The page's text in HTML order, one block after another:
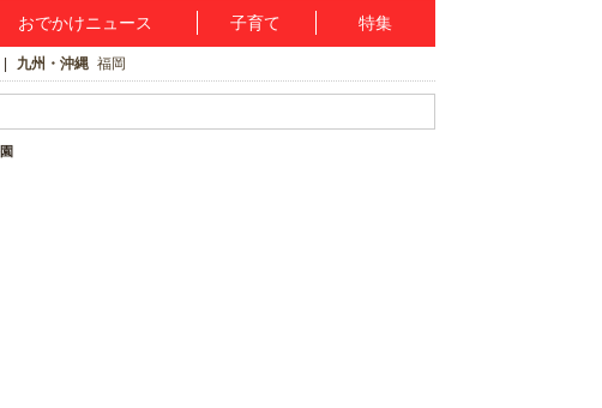
おでかけニュース 子育て 特集
九州・沖縄 福岡